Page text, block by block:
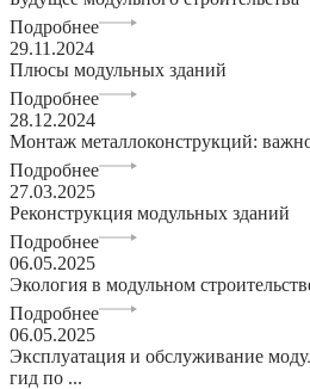
Подробнее
29.11.2024
Плюсы модульных зданий
Подробнее
28.12.2024
Монтаж металлоконструкций:
Подробнее
27.03.2025
Реконструкция модульных зданий
Подробнее
06.05.2025
Экология в модульном
Подробнее
06.05.2025
Эксплуатация и обслуживание
гид по ...